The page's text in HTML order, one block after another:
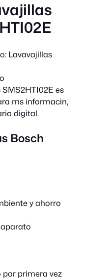
Lavavajillas
es
ms informacin,
digital.
Bosch
y ahorro
por primera vez